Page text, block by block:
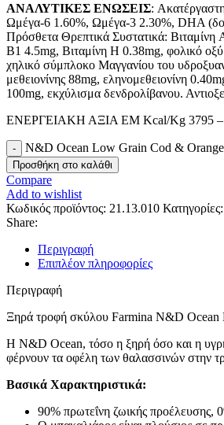
ΑΝΑΛΥΤΙΚΕΣ ΕΝΩΣΕΙΣ:
Ωμέγα-6 1.60%, Ωμέγα-3 2.30%, DHA
Πρόσθετα Θρεπτικά Συστατικά:
B1 4.5mg, Βιταμίνη H 0.38mg, φολικό
χηλικό σύμπλοκο Μαγγανίου του
μεθειονίνης 88mg, εληνομεθειονίνη
100mg, εκχύλισμα δενδρολίβανου.
ΕΝΕΡΓΕΙΑΚΗ ΑΞΙΑ EM Kcal/Kg 3795 –
N&D Ocean Low Grain Cod &
Προσθήκη στο καλάθι
Compare
Add to wishlist
Κωδικός προϊόντος: 21.13.010 Κατηγορίες:
Share:
Περιγραφή
Επιπλέον πληροφορίες
Περιγραφή
Ξηρά τροφή σκύλου Farmina N&D Ocean
Η N&D Ocean, τόσο η ξηρή όσο και η υγρή
φέρνουν τα οφέλη των θαλασσινών στην
Βασικά Χαρακτηριστικά:
90% πρωτεΐνη ζωικής προέλευσης,